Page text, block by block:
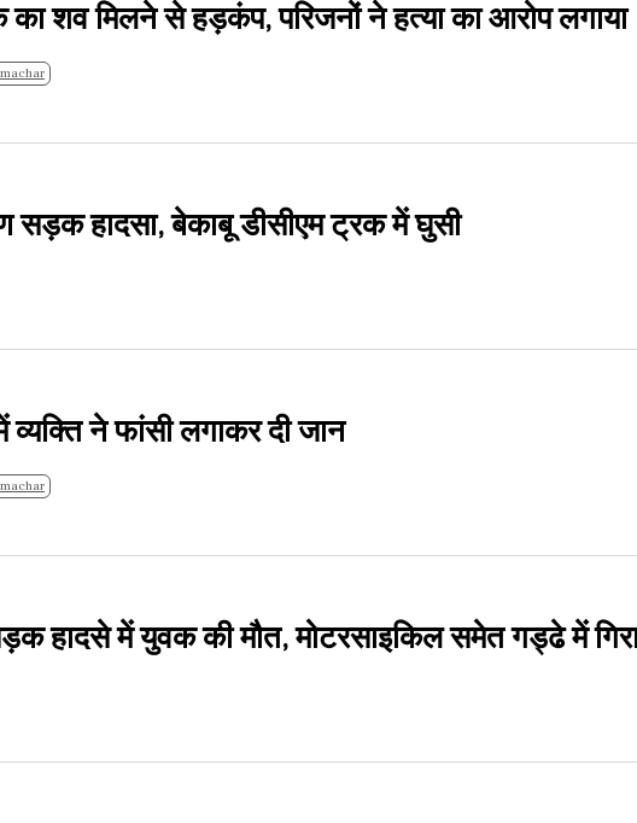
शव मिलने से हड़कंप, परिजनों ने हत्या का आरोप लगाया
Samachar
सड़क हादसा, बेकाबू डीसीएम ट्रक में घुसी
व्यक्ति ने फांसी लगाकर दी जान
Samachar
हादसे में युवक की मौत, मोटरसाइकिल समेत गड्ढे में